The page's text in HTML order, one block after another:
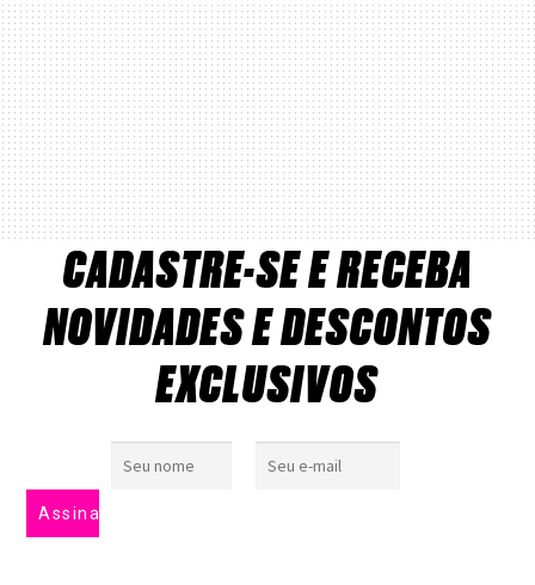
CADASTRE-SE E RECEBA
NOVIDADES E DESCONTOS
EXCLUSIVOS